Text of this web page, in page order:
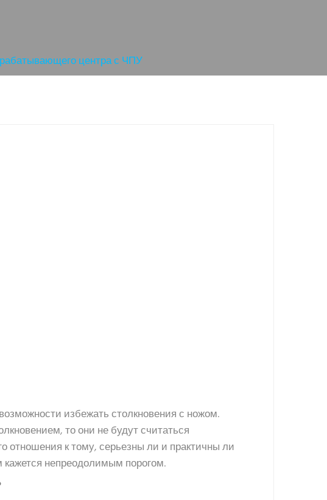
центра с ЧПУ
избежать столкновения с ножом.
то они не будут считаться
к тому, серьезны ли и практичны ли
кажется непреодолимым порогом.